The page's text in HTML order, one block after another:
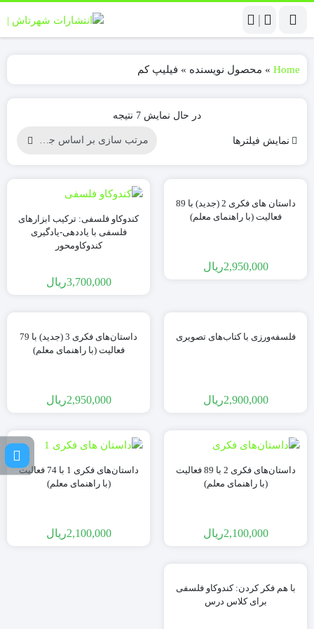
|
Home
» محصول نویسنده » فیلیپ کم
در حال نمایش 7 نتیجه
نمایش فیلترها
داستان های فكری 2 (جدید) با 89
فعالیت (با راهنمای معلم)
2,950,000ریال
کندوکاو فلسفی: ترکیب ابزارهای
فلسفی با یاددهی-یادگیری
کندوکاومحور
3,700,000ریال
فلسفه‌ورزی با کتاب‌های تصویری
2,900,000ریال
داستان‌های فکری 3 (جدید) با 79
فعالیت (با راهنمای معلم)
2,950,000ریال
داستان‌های فكری 2 با 89 فعالیت
(با راهنمای معلم)
2,100,000ریال
داستان‌های فکری 1 با 74 فعالیت
(با راهنمای معلم)
2,100,000ریال
با هم فکر کردن: کندوکاو فلسفی
برای کلاس درس